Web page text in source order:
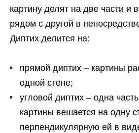
картину делят на две части и
рядом с другой в
Диптих делится на:
прямой диптих – картины
одной стене;
угловой диптих – одна
картины вешается на одну
перпендикулярную ей в